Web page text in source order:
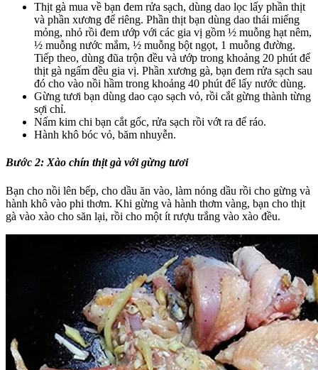
Thịt gà mua về bạn đem rửa sạch, dùng dao lọc lấy phần thịt
và phần xương để riêng. Phần thịt bạn dùng dao thái miếng
mỏng, nhỏ rồi đem ướp với các gia vị gồm ½ muỗng hạt nêm,
½ muỗng nước mắm, ½ muỗng bột ngọt, 1 muỗng đường.
Tiếp theo, dùng đũa trộn đều và ướp trong khoảng 20 phút để
thịt gà ngấm đều gia vị. Phần xương gà, bạn đem rửa sạch sau
đó cho vào nồi hầm trong khoảng 40 phút để lấy nước dùng.
Gừng tươi bạn dùng dao cạo sạch vỏ, rồi cắt gừng thành từng
sợi chỉ.
Nấm kim chi bạn cắt gốc, rửa sạch rồi vớt ra để ráo.
Hành khô bóc vỏ, băm nhuyễn.
Bước 2: Xào chín thịt gà với gừng tươi
Bạn cho nồi lên bếp, cho dầu ăn vào, làm nóng dầu rồi cho gừng và
hành khô vào phi thơm. Khi gừng và hành thơm vàng, bạn cho thịt
gà vào xào cho săn lại, rồi cho một ít rượu trắng vào xào đều.